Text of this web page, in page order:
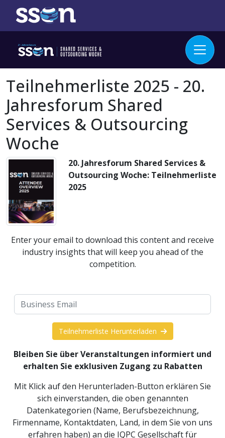
Teilnehmerliste 2025 - 20.
Jahresforum Shared
Services & Outsourcing
Woche
20. Jahresforum Shared Services &
Outsourcing Woche: Teilnehmerliste
2025
Enter your email to download this content and receive
industry insights that will keep you ahead of the
competition.
Teilnehmerliste Herunterladen
Bleiben Sie über Veranstaltungen informiert und
erhalten Sie exklusiven Zugang zu Rabatten
Mit Klick auf den Herunterladen-Button erklären Sie
sich einverstanden, die oben genannten
Datenkategorien (Name, Berufsbezeichnung,
Firmenname, Kontaktdaten, Land, in dem Sie von uns
erfahren haben) an die IQPC Gesellschaft für